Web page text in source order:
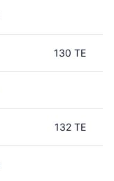
130 TE
132 TE